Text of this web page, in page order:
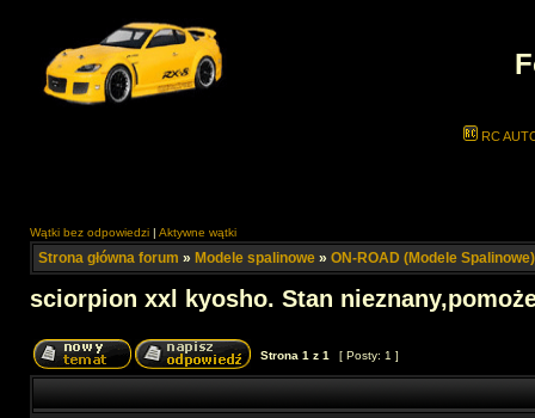
RC
Wątki bez odpowiedzi | Aktywne wątki
Strona główna forum » Modele spalinowe » ON-ROAD (Modele Spalinowe)
sciorpion xxl kyosho. Stan
Strona 1 z 1 [ Posty: 1 ]